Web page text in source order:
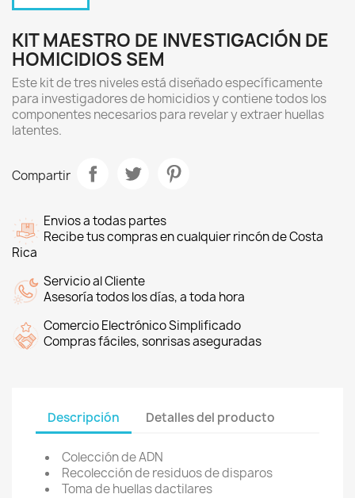
KIT MAESTRO DE INVESTIGACIÓN DE
HOMICIDIOS SEM
Este kit de tres niveles está diseñado específicamente
para investigadores de homicidios y contiene todos los
componentes necesarios para revelar y extraer huellas
latentes.
Compartir
Envios a todas partes
Recibe tus compras en cualquier rincón de Costa
Rica
Servicio al Cliente
Asesoría todos los días, a toda hora
Comercio Electrónico Simplificado
Compras fáciles, sonrisas aseguradas
Descripción Detalles del producto
Colección de ADN
Recolección de residuos de disparos
Toma de huellas dactilares